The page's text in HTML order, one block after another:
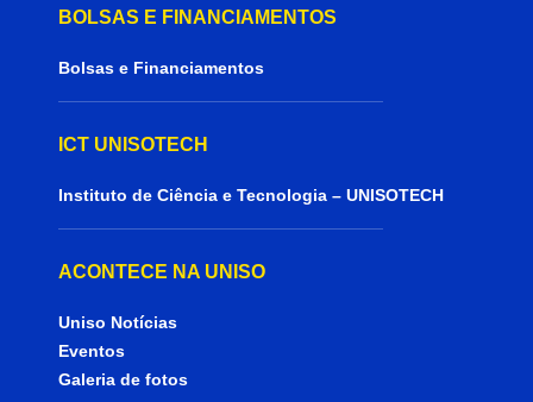
BOLSAS E FINANCIAMENTOS
Bolsas e Financiamentos
ICT UNISOTECH
Instituto de Ciência e Tecnologia – UNISOTECH
ACONTECE NA UNISO
Uniso Notícias
Eventos
Galeria de fotos